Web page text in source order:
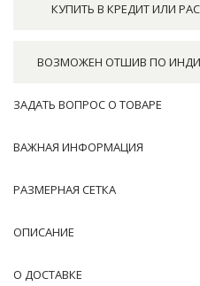
КУПИТЬ В КРЕДИТ ИЛИ
ВОЗМОЖЕН ОТШИВ ПО
ЗАДАТЬ ВОПРОС О ТОВАРЕ
ВАЖНАЯ ИНФОРМАЦИЯ
РАЗМЕРНАЯ СЕТКА
ОПИСАНИЕ
О ДОСТАВКЕ